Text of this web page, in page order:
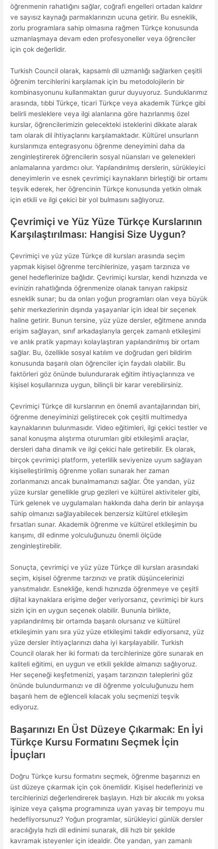
öğrenmenin rahatlığını sağlar, coğrafi engelleri ortadan kaldırır
ve sayısız kaynağı parmaklarınızın ucuna getirir. Bu esneklik,
zorlu programlara sahip olmasına rağmen Türkçe konusunda
uzmanlaşmaya devam eden profesyoneller veya öğrenciler
için çok değerlidir.
Turkish Council olarak, kapsamlı dil uzmanlığı sağlarken çeşitli
öğrenim tercihlerini karşılamak için bu metodolojilerin bir
kombinasyonunu kullanmaktan gurur duyuyoruz. Sunduklarımız
arasında, tıbbi Türkçe, ticari Türkçe veya akademik Türkçe gibi
belirli mesleklere veya ilgi alanlarına göre hazırlanmış özel
kurslar, öğrencilerimizin gelecekteki isteklerini dikkate alarak
tam olarak dil ihtiyaçlarını karşılamaktadır. Kültürel unsurların
kurslarımıza entegrasyonu öğrenme deneyimini daha da
zenginleştirerek öğrencilerin sosyal nüansları ve gelenekleri
anlamalarına yardımcı olur. Yapılandırılmış derslerin, sürükleyici
deneyimlerin ve esnek çevrimiçi kaynakların birleştiği bir ortamı
teşvik ederek, her öğrencinin Türkçe konusunda yetkin olmak
için etkili ve ilgi çekici bir yol bulmasını sağlıyoruz.
Çevrimiçi ve Yüz Yüze Türkçe Kurslarının
Karşılaştırılması: Hangisi Size Uygun?
Çevrimiçi ve yüz yüze Türkçe dil kursları arasında seçim
yapmak kişisel öğrenme tercihlerinize, yaşam tarzınıza ve
genel hedeflerinize bağlıdır. Çevrimiçi kurslar, kendi hızınızda ve
evinizin rahatlığında öğrenmenize olanak tanıyan rakipsiz
esneklik sunar; bu da onları yoğun programları olan veya büyük
şehir merkezlerinin dışında yaşayanlar için ideal bir seçenek
haline getirir. Bunun tersine, yüz yüze dersler, eğitmene anında
erişim sağlayan, sınıf arkadaşlarıyla gerçek zamanlı etkileşimi
ve anlık pratik yapmayı kolaylaştıran yapılandırılmış bir ortam
sağlar. Bu, özellikle sosyal katılım ve doğrudan geri bildirim
konusunda başarılı olan öğrenciler için faydalı olabilir. Bu
faktörleri göz önünde bulundurarak eğitim ihtiyaçlarınıza ve
kişisel koşullarınıza uygun, bilinçli bir karar verebilirsiniz.
Çevrimiçi Türkçe dil kurslarının en önemli avantajlarından biri,
öğrenme deneyiminizi geliştirecek çok çeşitli multimedya
kaynaklarının bulunmasıdır. Video eğitimleri, ilgi çekici testler ve
sanal konuşma alıştırma oturumları gibi etkileşimli araçlar,
dersleri daha dinamik ve ilgi çekici hale getirebilir. Ek olarak,
birçok çevrimiçi platform, yeterlilik seviyenize uyum sağlayan
kişiselleştirilmiş öğrenme yolları sunarak her zaman
zorlanmanızı ancak bunalmamanızı sağlar. Öte yandan, yüz
yüze kurslar genellikle grup gezileri ve kültürel aktiviteler gibi,
Türk gelenek ve uygulamaları hakkında daha derin bir anlayışa
sahip olmanızı sağlayabilecek benzersiz kültürel etkileşim
fırsatları sunar. Akademik öğrenme ve kültürel etkileşimin bu
karışımı, dil edinme yolculuğunuzu önemli ölçüde
zenginleştirebilir.
Sonuçta, çevrimiçi ve yüz yüze Türkçe dil kursları arasındaki
seçim, kişisel öğrenme tarzınızı ve pratik düşüncelerinizi
yansıtmalıdır. Esnekliğe, kendi hızınızda öğrenmeye ve çeşitli
dijital kaynaklara erişime değer veriyorsanız, çevrimiçi bir kurs
sizin için en uygun seçenek olabilir. Bununla birlikte,
yapılandırılmış bir ortamda başarılı olursanız ve kültürel
etkileşimin yanı sıra yüz yüze etkileşimi takdir ediyorsanız, yüz
yüze dersler ihtiyaçlarınızı daha iyi karşılayabilir. Turkish
Council olarak her iki formatı da tercihlerinize göre sunarak en
kaliteli eğitimi, en uygun ve etkili şekilde almanızı sağlıyoruz.
Her seçeneği keşfetmenizi, yaşam tarzınızın taleplerini göz
önünde bulundurmanızı ve dil öğrenme yolculuğunuzu hem
başarılı hem de eğlenceli kılacak yolu seçmenizi teşvik
ediyoruz.
Başarınızı En Üst Düzeye Çıkarmak: En İyi
Türkçe Kursu Formatını Seçmek İçin
İpuçları
Doğru Türkçe kursu formatını seçmek, öğrenme başarınızı en
üst düzeye çıkarmak için çok önemlidir. Kişisel hedeflerinizi ve
tercihlerinizi değerlendirerek başlayın. Hızlı bir akıcılık mı yoksa
işinize veya çalışma programınıza uyan yavaş bir tempoyu mu
hedefliyorsunuz? Yoğun programlar, sürükleyici günlük dersler
aracılığıyla hızlı dil edinimi sunarak, dili hızlı bir şekilde
kavramak isteyenler için idealdir. Öte yandan, yarı zamanlı